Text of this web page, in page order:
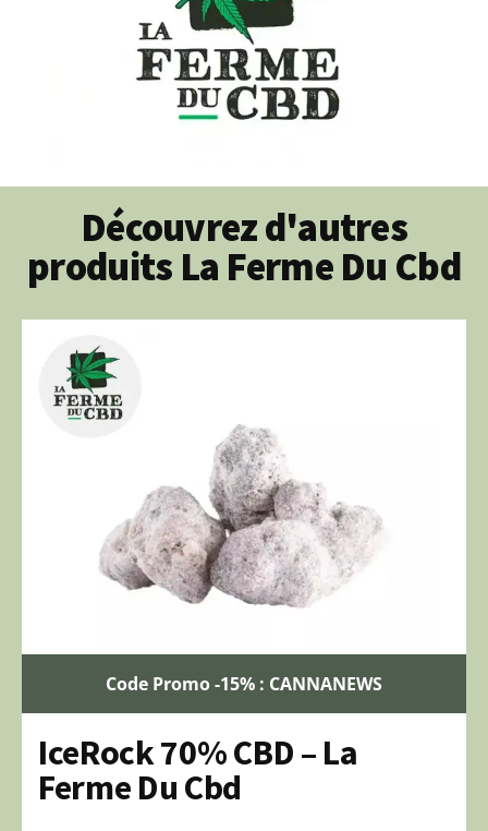
Découvrez d'autres
produits La Ferme Du Cbd
Code Promo -15% : CANNANEWS
IceRock 70% CBD – La
Ferme Du Cbd